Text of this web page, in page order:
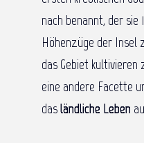
nach benannt, der sie
Höhenzüge der Insel
das Gebiet
eine andere Facette
dasländliche Leben